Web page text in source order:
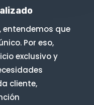
entendemos que
Por eso,
exclusivo y
cliente,